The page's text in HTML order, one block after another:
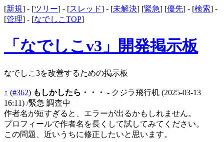
[新規] - [ツリー] - [スレッド] - [未解決] [緊急] [優先] - [検索] -
[管理] - [なでしこTOP]
「なでしこv3」開発掲示板
なでしこ3を改善するための掲示板
↑ (#362) もしかしたら・・・ - クジラ飛行机 (2025-03-13
16:11) /緊急 調査中
作者名が短すぎると、エラーが出るかもしれません。
プロフィールで作者名を長くして試してみてください。
この問題、近いうちに修正したいと思います。